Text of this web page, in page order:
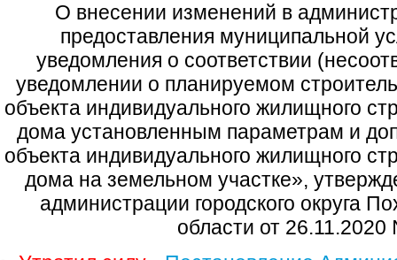
О внесении изменений в
предоставления муниципальной
уведомления о соответствии
уведомлении о планируемом
объекта индивидуального жилищного
дома установленным параметрам и
объекта индивидуального жилищного
дома на земельном участке»,
администрации городского округа
области от